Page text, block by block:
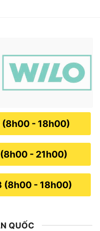
(8h00 - 18h00)
- 21h00)
(8h00 - 18h00)
QUỐC